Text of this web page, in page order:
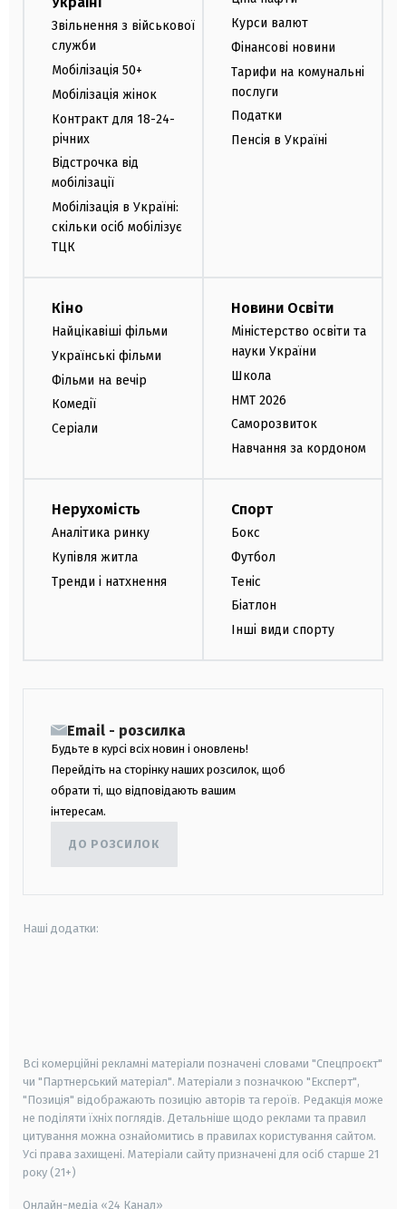
Звільнення з військової
служби
Мобілізація 50+
Мобілізація жінок
Контракт для 18-24-
річних
Відстрочка від
мобілізації
Мобілізація в Україні:
скільки осіб мобілізує
ТЦК
Курси валют
Фінансові новини
Тарифи на комунальні
послуги
Податки
Пенсія в Україні
Кіно
Найцікавіші фільми
Українські фільми
Фільми на вечір
Комедії
Серіали
Новини Освіти
Міністерство освіти та
науки України
Школа
НМТ 2026
Саморозвиток
Навчання за кордоном
Нерухомість
Аналітика ринку
Купівля житла
Тренди і натхнення
Спорт
Бокс
Футбол
Теніс
Біатлон
Інші види спорту
Email - розсилка
Будьте в курсі всіх новин і оновлень!
Перейдіть на сторінку наших розсилок, щоб
обрати ті, що відповідають вашим
інтересам.
ДО РОЗСИЛОК
Наші додатки:
Всі комерційні рекламні матеріали позначені словами "Спецпроєкт"
чи "Партнерський матеріал". Матеріали з позначкою "Експерт",
"Позиція" відображають позицію авторів та героїв. Редакція може
не поділяти їхніх поглядів. Детальніше щодо реклами та правил
цитування можна ознайомитись в правилах користування сайтом.
Усі права захищені. Матеріали сайту призначені для осіб старше 21
року (21+)
Онлайн-медіа «24 Канал»